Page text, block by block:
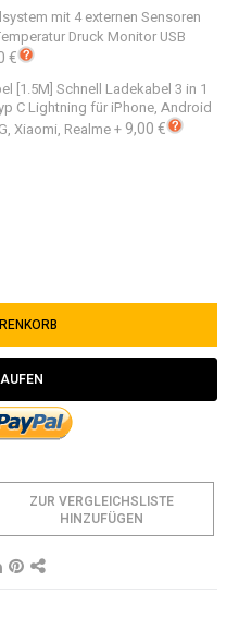
mit 4 externen Sensoren
Druck Monitor USB
€
[1.5M] Schnell Ladekabel 3 in 1
C Lightning für iPhone, Android
Xiaomi, Realme+ 9,00 €
ZUR VERGLEICHSLISTE
HINZUFÜGEN